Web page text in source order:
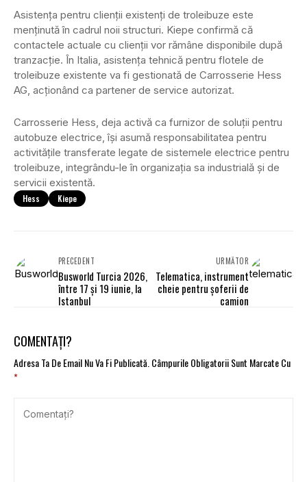
Asistența pentru clienții existenți de troleibuze este
menținută în cadrul noii structuri. Kiepe confirmă că
contactele actuale cu clienții vor rămâne disponibile după
tranzacție. În Italia, asistența tehnică pentru flotele de
troleibuze existente va fi gestionată de Carrosserie Hess
AG, acționând ca partener de service autorizat.
Carrosserie Hess, deja activă ca furnizor de soluții pentru
autobuze electrice, își asumă responsabilitatea pentru
activitățile transferate legate de sistemele electrice pentru
troleibuze, integrându-le în organizația sa industrială și de
servicii existentă.
Hess Kiepe
PRECEDENT
Busworld Turcia 2026,
între 17 și 19 iunie, la
Istanbul
URMĂTOR
Telematica, instrument
cheie pentru șoferii de
camion
COMENTAȚI?
Adresa Ta De Email Nu Va Fi Publicată. Câmpurile Obligatorii Sunt Marcate Cu
*